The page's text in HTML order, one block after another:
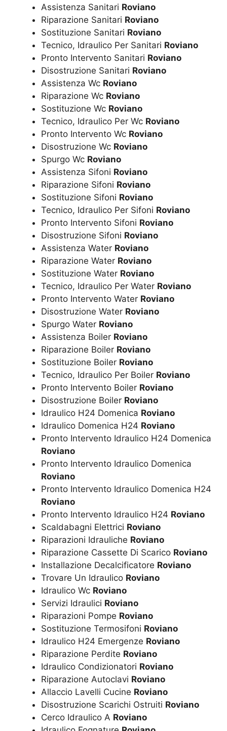
Assistenza Sanitari Roviano
Riparazione Sanitari Roviano
Sostituzione Sanitari Roviano
Tecnico, Idraulico Per Sanitari Roviano
Pronto Intervento Sanitari Roviano
Disostruzione Sanitari Roviano
Assistenza Wc Roviano
Riparazione Wc Roviano
Sostituzione Wc Roviano
Tecnico, Idraulico Per Wc Roviano
Pronto Intervento Wc Roviano
Disostruzione Wc Roviano
Spurgo Wc Roviano
Assistenza Sifoni Roviano
Riparazione Sifoni Roviano
Sostituzione Sifoni Roviano
Tecnico, Idraulico Per Sifoni Roviano
Pronto Intervento Sifoni Roviano
Disostruzione Sifoni Roviano
Assistenza Water Roviano
Riparazione Water Roviano
Sostituzione Water Roviano
Tecnico, Idraulico Per Water Roviano
Pronto Intervento Water Roviano
Disostruzione Water Roviano
Spurgo Water Roviano
Assistenza Boiler Roviano
Riparazione Boiler Roviano
Sostituzione Boiler Roviano
Tecnico, Idraulico Per Boiler Roviano
Pronto Intervento Boiler Roviano
Disostruzione Boiler Roviano
Idraulico H24 Domenica Roviano
Idraulico Domenica H24 Roviano
Pronto Intervento Idraulico H24 Domenica
Roviano
Pronto Intervento Idraulico Domenica
Roviano
Pronto Intervento Idraulico Domenica H24
Roviano
Pronto Intervento Idraulico H24 Roviano
Scaldabagni Elettrici Roviano
Riparazioni Idrauliche Roviano
Riparazione Cassette Di Scarico Roviano
Installazione Decalcificatore Roviano
Trovare Un Idraulico Roviano
Idraulico Wc Roviano
Servizi Idraulici Roviano
Riparazioni Pompe Roviano
Sostituzione Termosifoni Roviano
Idraulico H24 Emergenze Roviano
Riparazione Perdite Roviano
Idraulico Condizionatori Roviano
Riparazione Autoclavi Roviano
Allaccio Lavelli Cucine Roviano
Disostruzione Scarichi Ostruiti Roviano
Cerco Idraulico A Roviano